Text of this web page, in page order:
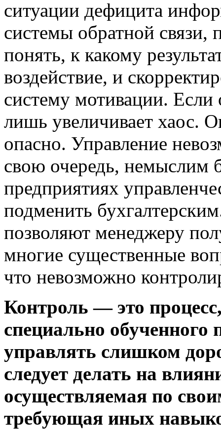
ситуации дефицита
системы обратной связи,
понять, к какому
воздействие, и
систему мотивации. Если
лишь увеличивает хаос.
опасно. Управление
свою очередь, немыслим
предприятиях
подменить
позволяют менеджеру
многие существенные
что невозможно
Контроль — это
специально обученного
управлять слишком
следует делать на
осуществляемая по
требующая иных